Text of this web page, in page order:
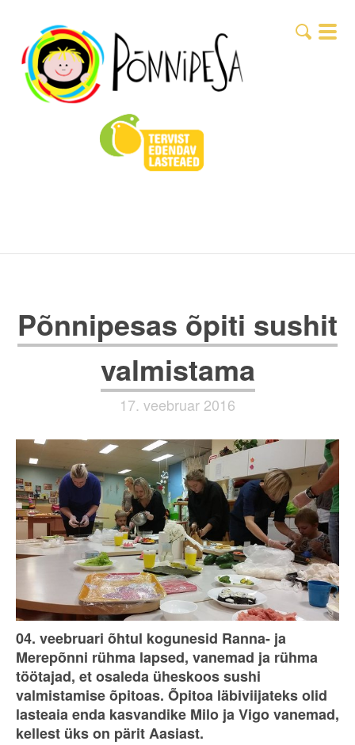
Põnnipesas õpiti sushit
valmistama
17. veebruar 2016
04. veebruari õhtul kogunesid Ranna- ja
Merepõnni rühma lapsed, vanemad ja rühma
töötajad, et osaleda üheskoos sushi
valmistamise õpitoas. Õpitoa läbiviijateks olid
lasteaia enda kasvandike Milo ja Vigo vanemad,
kellest üks on pärit Aasiast.